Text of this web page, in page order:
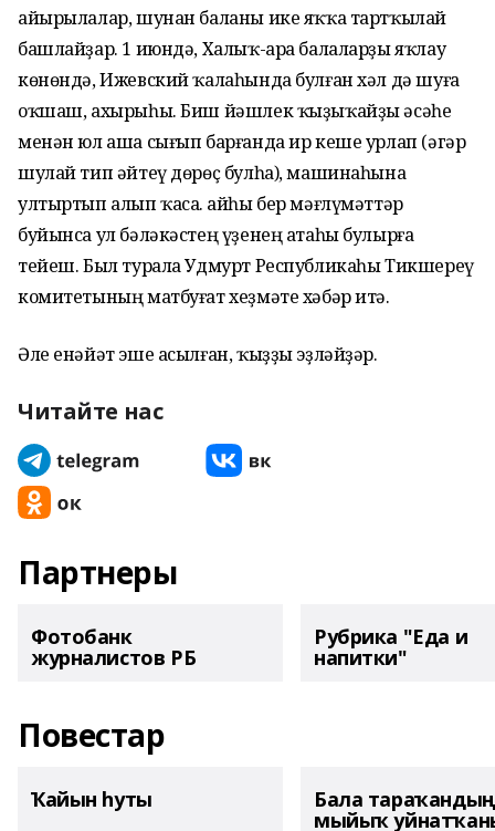
айырылалар, шунан баланы ике яҡҡа тартҡылай
башлайҙар. 1 июндә, Халыҡ-ара балаларҙы яҡлау
көнөндә, Ижевский ҡалаһында булған хәл дә шуға
оҡшаш, ахырыһы. Биш йәшлек ҡыҙыҡайҙы әсәһе
менән юл аша сығып барғанда ир кеше урлап (әгәр
шулай тип әйтеү дөрөҫ булһа), машинаһына
ултыртып алып ҡаса. Ҡайһы бер мәғлүмәттәр
буйынса ул бәләкәстең үҙенең атаһы булырға
тейеш. Был турала Удмурт Республикаһы Тикшереү
комитетының матбуғат хеҙмәте хәбәр итә.
Әле енәйәт эше асылған, ҡыҙҙы эҙләйҙәр.
Читайте нас
Партнеры
Фотобанк
журналистов РБ
Рубрика "Еда и
напитки"
Повестар
Ҡайын һуты Бала тараҡандың
мыйыҡ